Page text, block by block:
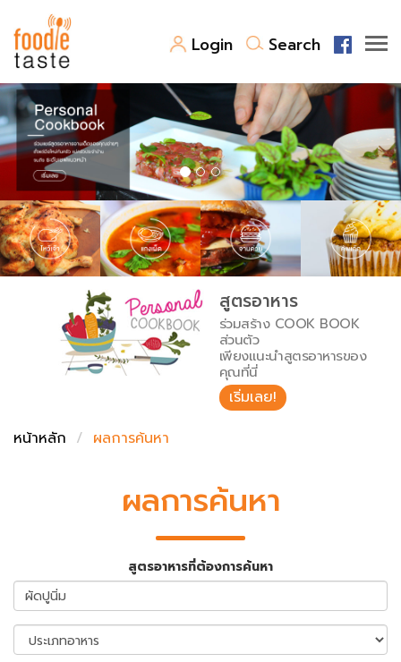
Login Search
สูตรอาหาร
สูตรอาหารล่าสุด
Top Foodie
พาไปชิม
สารพันก้นครัว
เคล็ดลับน่ารู้
เปรียบเทียบหน่วยการตวง
เปรียบเทียบอุณหภูมิ
เปรียบเทียบน้ำหนักวัตถุดิบ
FoodPedia
สร้าง Cookbook
สูตรอาหาร
ร่วมสร้าง COOK BOOK
ส่วนตัว
เพียงแนะนำสูตรอาหารของ
คุณที่นี่
เริ่มเลย!
หน้าหลัก
ผลการค้นหา
ผลการค้นหา
สูตรอาหารที่ต้องการค้นหา